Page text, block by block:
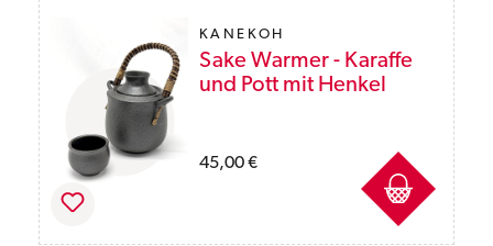
KANEKOH
Sake Warmer - Karaffe
und Pott mit Henkel
45,00 €
Preise inkl. MwSt. des Lieferlandes zzgl.